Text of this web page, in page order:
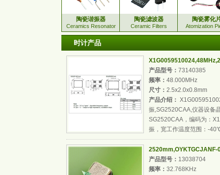
陶瓷谐振器
Ceramics Resonator
陶瓷滤波器
Ceramic Filters
陶瓷雾化
Atomization
时计产品
产品型号： 73140385
频率： 48.000MHz
尺寸： 2.5x2.0x0.8mm
产品介绍：
振,SG2520CAA,仪器设备
SG2520CAA，编码为：
振，宽工作温度范围：-
2520mm,OYKTGCJANF-
产品型号： 13038704
频率： 32.768KHz